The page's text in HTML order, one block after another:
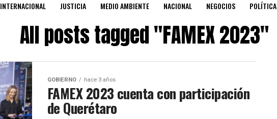
INTERNACIONAL JUSTICIA MEDIO AMBIENTE NACIONAL NEGOCIOS POLÍTICA
All posts tagged "FAMEX 2023"
GOBIERNO hace 3 años
FAMEX 2023 cuenta con participación
de Querétaro